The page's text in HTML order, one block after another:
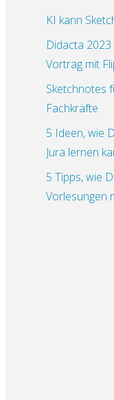
KI kann
Didacta
Vortrag mit
Sketchnotes
Fachkräfte
5 Ideen, wie
Jura lernen
5 Tipps, wie
Vorlesungen